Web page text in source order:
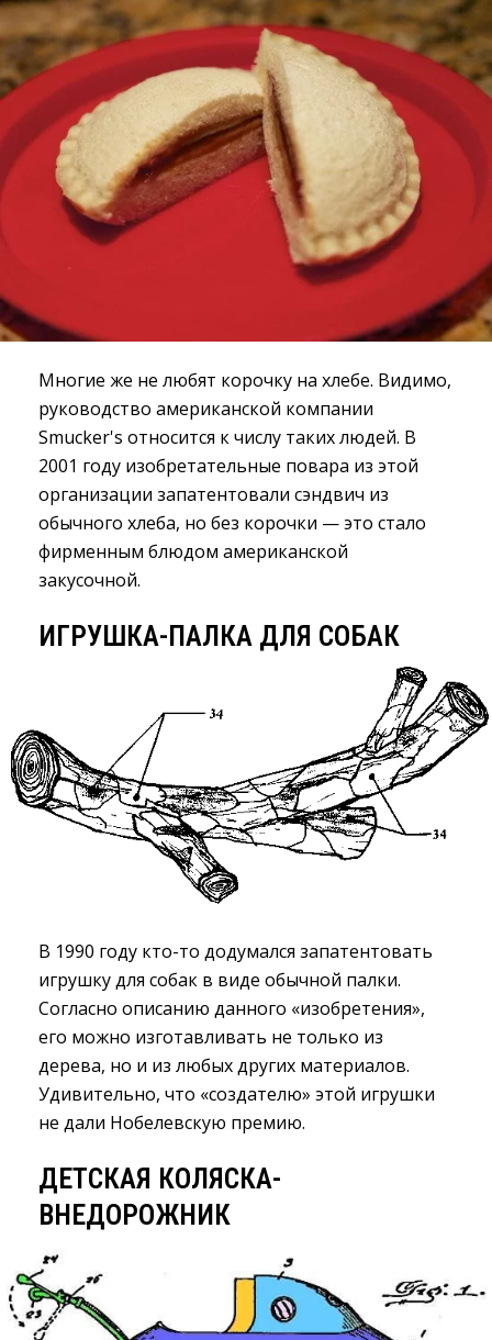
Многие же не любят корочку на хлебе. Видимо,
руководство американской компании
Smucker's относится к числу таких людей. В
2001 году изобретательные повара из этой
организации запатентовали сэндвич из
обычного хлеба, но без корочки — это стало
фирменным блюдом американской
закусочной.
ИГРУШКА-ПАЛКА ДЛЯ СОБАК
В 1990 году кто-то додумался запатентовать
игрушку для собак в виде обычной палки.
Согласно описанию данного «изобретения»,
его можно изготавливать не только из
дерева, но и из любых других материалов.
Удивительно, что «создателю» этой игрушки
не дали Нобелевскую премию.
ДЕТСКАЯ КОЛЯСКА-
ВНЕДОРОЖНИК